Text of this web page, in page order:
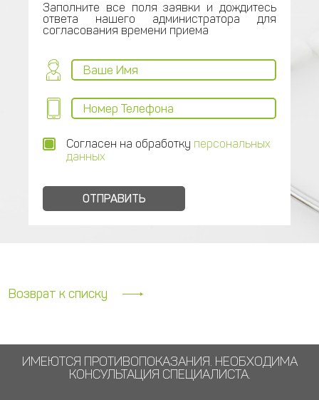
Заполните все поля заявки и дождитесь
ответа нашего администратора для
согласования времени приема
Согласен на обработку персональных
данных
Возврат к списку
ИМЕЮТСЯ ПРОТИВОПОКАЗАНИЯ. НЕОБХОДИМА
КОНСУЛЬТАЦИЯ СПЕЦИАЛИСТА.